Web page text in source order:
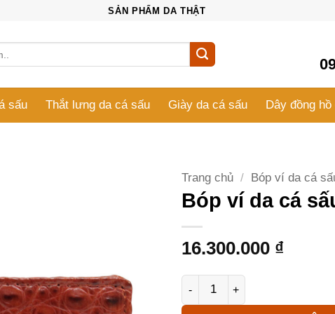
SẢN PHẨM DA THẬT
sấu Thắt lưng da cá sấu Giày da cá sấu Dây đồng
Trang chủ / Bóp ví da cá
Bóp ví da cá
16.300.000 ₫
Bóp ví da cá sấu J9M3T số